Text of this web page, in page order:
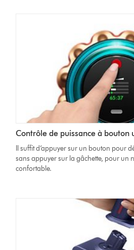
Contrôle de puissance à bouton
Il suffit d’appuyer sur un bouton pour
sans appuyer sur la gâchette, pour un
confortable.